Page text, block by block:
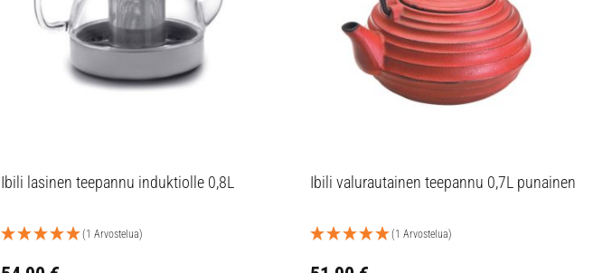
Ibili lasinen teepannu induktiolle 0,8L
(1 Arvostelua)
Ibili valurautainen teepannu 0,7L punainen
(1 Arvostelua)